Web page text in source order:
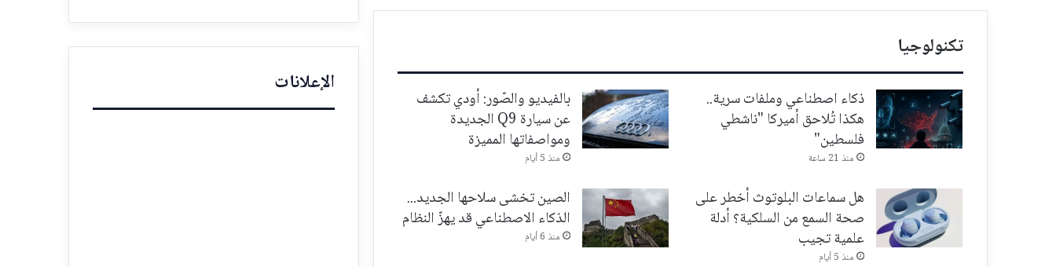
تكنولوجيا
ذكاء اصطناعي وملفات سرية..
هكذا تُلاحق أميركا "ناشطي
فلسطين"
منذ 21 ساعة
بالفيديو والصّور: أودي تكشف
عن سيارة Q9 الجديدة
ومواصفاتها المميزة
منذ 5 أيام
هل سماعات البلوتوث أخطر على
صحة السمع من السلكية؟ أدلة
علمية تجيب
منذ 5 أيام
الصين تخشى سلاحها الجديد...
الذكاء الاصطناعي قد يهزّ النظام
منذ 6 أيام
الإعلانات